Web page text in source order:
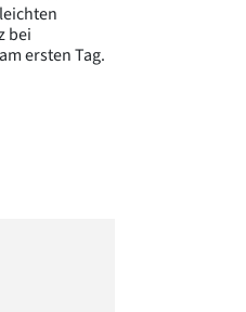
bei
ersten Tag.